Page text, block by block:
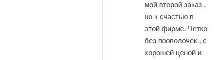
мой второй заказ ,
но к счастью в
этой фирме. Четко
без пооволочек , с
хорошей ценой и